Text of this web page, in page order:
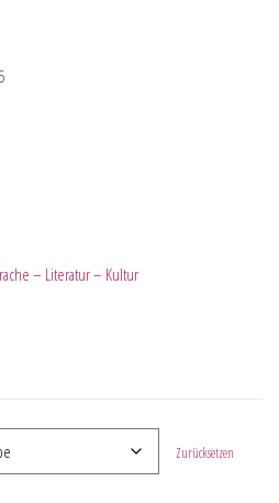
– Literatur – Kultur
Zurücksetzen